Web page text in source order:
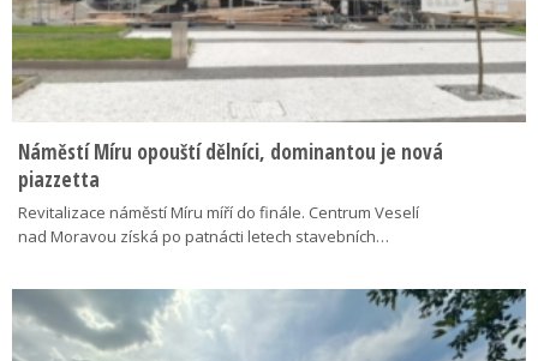
Náměstí Míru opouští dělníci, dominantou je nová
piazzetta
Revitalizace náměstí Míru míří do finále. Centrum Veselí
nad Moravou získá po patnácti letech stavebních…